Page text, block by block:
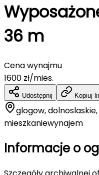
36 m
Cena wynajmu
1600 zł/mies.
Udostępnij Kopiuj
glogow,
mieszkaniewynajem
Informacje o